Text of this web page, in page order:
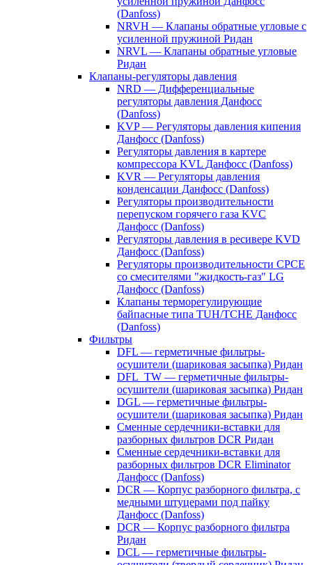
(Danfoss)
NRVH — Клапаны обратные угловые с
усиленной пружиной Ридан
NRVL — Клапаны обратные угловые
Ридан
Клапаны-регуляторы давления
NRD — Дифференциальные
регуляторы давления Данфосс
(Danfoss)
KVP — Регуляторы давления кипения
Данфосс (Danfoss)
Регуляторы давления в картере
компрессора KVL Данфосс (Danfoss)
KVR — Регуляторы давления
конденсации Данфосс (Danfoss)
Регуляторы производительности
перепуском горячего газа KVC
Данфосс (Danfoss)
Регуляторы давления в ресивере KVD
Данфосс (Danfoss)
Регуляторы производительности CPCE
со смесителями "жидкость-газ" LG
Данфосс (Danfoss)
Клапаны терморегулирующие
байпасные типа TUH/TCHE Данфосс
(Danfoss)
Фильтры
DFL — герметичные фильтры-
осушители (шариковая засыпка) Ридан
DFL_TW — герметичные фильтры-
осушители (шариковая засыпка) Ридан
DGL — герметичные фильтры-
осушители (шариковая засыпка) Ридан
Сменные сердечники-вставки для
разборных фильтров DCR Ридан
Сменные сердечники-вставки для
разборных фильтров DCR Eliminator
Данфосс (Danfoss)
DCR — Корпус разборного фильтра, с
медными штуцерами под пайку
Данфосс (Danfoss)
DCR — Корпус разборного фильтра
Ридан
DCL — герметичные фильтры-